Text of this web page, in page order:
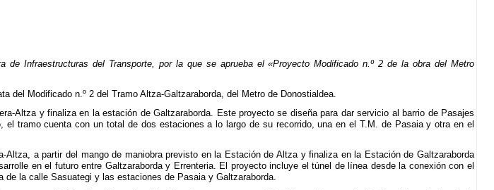
de Infraestructuras del Transporte, por la que se aprueba el «Proyecto Modificado n.º 2 de la obra del Metro
del Modificado n.º 2 del Tramo Altza-Galtzaraborda, del Metro de Donostialdea.
Altza y finaliza en la estación de Galtzaraborda. Este proyecto se diseña para dar servicio al barrio de Pasajes
el tramo cuenta con un total de dos estaciones a lo largo de su recorrido, una en el T.M. de Pasaia y otra en el
Altza, a partir del mango de maniobra previsto en la Estación de Altza y finaliza en la Estación de Galtzaraborda
en el futuro entre Galtzaraborda y Errenteria. El proyecto incluye el túnel de línea desde la conexión con el
la calle Sasuategi y las estaciones de Pasaia y Galtzaraborda.